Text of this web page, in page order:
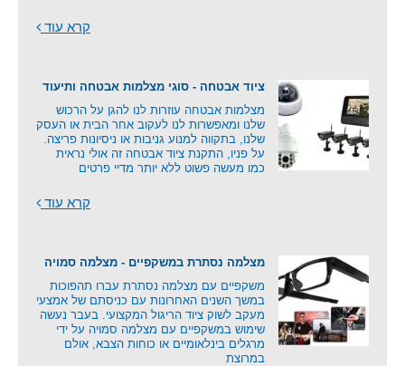
קרא עוד
ציוד אבטחה - סוגי מצלמות אבטחה ותיעוד
מצלמות אבטחה עוזרות לנו להגן על הרכוש
שלנו ומאפשרות לנו לעקוב אחר הבית או העסק
שלנו, בתקווה למנוע גניבות או ניסיונות פריצה.
על פניו, התקנת ציוד אבטחה זה אולי נראית
כמו מעשה פשוט ללא יותר מדיי פרטים
קרא עוד
מצלמה נסתרת במשקפיים - מצלמה סמויה
משקפיים עם מצלמה נסתרת עברו תהפוכות
במשך השנים האחרונות עם כניסתם של אמצעי
מעקב לשוק ציוד הריגול המקצועי. בעבר נעשה
שימוש במשקפיים עם מצלמה סמויה על ידי
מרגלים בינלאומיים או כוחות הצבא, אולם
במרוצת